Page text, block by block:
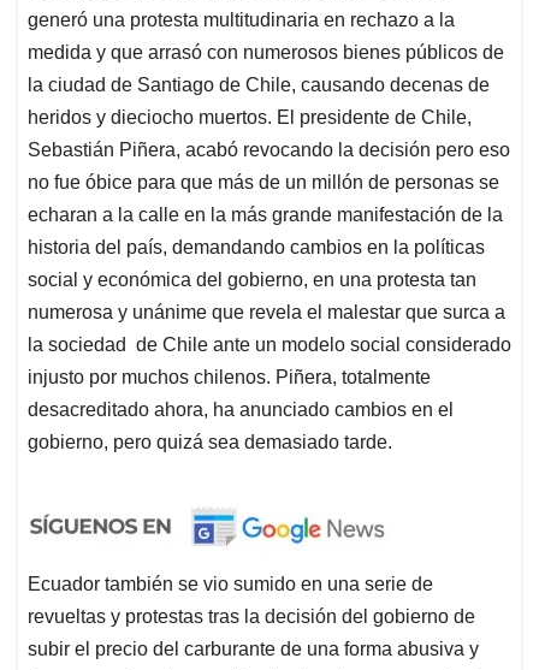
generó una protesta multitudinaria en rechazo a la
medida y que arrasó con numerosos bienes públicos de
la ciudad de Santiago de Chile, causando decenas de
heridos y dieciocho muertos. El presidente de Chile,
Sebastián Piñera, acabó revocando la decisión pero eso
no fue óbice para que más de un millón de personas se
echaran a la calle en la más grande manifestación de la
historia del país, demandando cambios en la políticas
social y económica del gobierno, en una protesta tan
numerosa y unánime que revela el malestar que surca a
la sociedad de Chile ante un modelo social considerado
injusto por muchos chilenos. Piñera, totalmente
desacreditado ahora, ha anunciado cambios en el
gobierno, pero quizá sea demasiado tarde.
Ecuador también se vio sumido en una serie de
revueltas y protestas tras la decisión del gobierno de
subir el precio del carburante de una forma abusiva y